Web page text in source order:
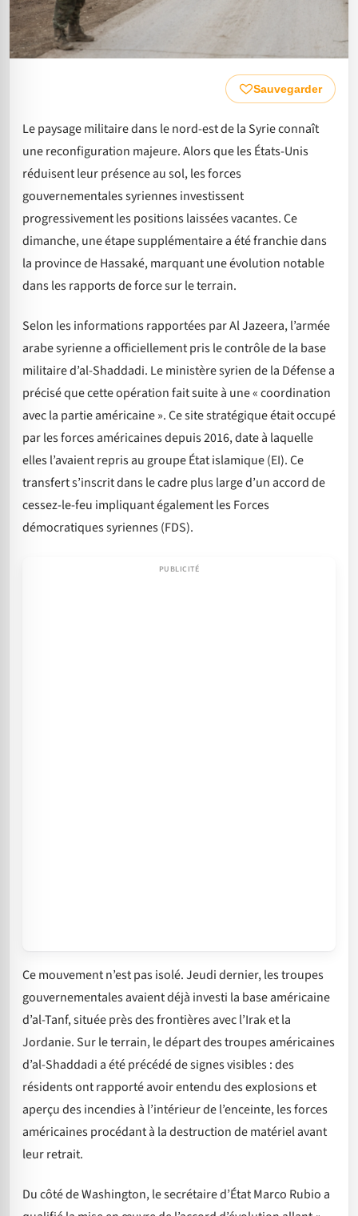
Sauvegarder
Le paysage militaire dans le nord-est de la Syrie connaît
une reconfiguration majeure. Alors que les États-Unis
réduisent leur présence au sol, les forces
gouvernementales syriennes investissent
progressivement les positions laissées vacantes. Ce
dimanche, une étape supplémentaire a été franchie dans
la province de Hassaké, marquant une évolution notable
dans les rapports de force sur le terrain.
Selon les informations rapportées par Al Jazeera, l’armée
arabe syrienne a officiellement pris le contrôle de la base
militaire d’al-Shaddadi. Le ministère syrien de la Défense a
précisé que cette opération fait suite à une « coordination
avec la partie américaine ». Ce site stratégique était occupé
par les forces américaines depuis 2016, date à laquelle
elles l’avaient repris au groupe État islamique (EI). Ce
transfert s’inscrit dans le cadre plus large d’un accord de
cessez-le-feu impliquant également les Forces
démocratiques syriennes (FDS).
Ce mouvement n’est pas isolé. Jeudi dernier, les troupes
gouvernementales avaient déjà investi la base américaine
d’al-Tanf, située près des frontières avec l’Irak et la
Jordanie. Sur le terrain, le départ des troupes américaines
d’al-Shaddadi a été précédé de signes visibles : des
résidents ont rapporté avoir entendu des explosions et
aperçu des incendies à l’intérieur de l’enceinte, les forces
américaines procédant à la destruction de matériel avant
leur retrait.
Du côté de Washington, le secrétaire d’État Marco Rubio a